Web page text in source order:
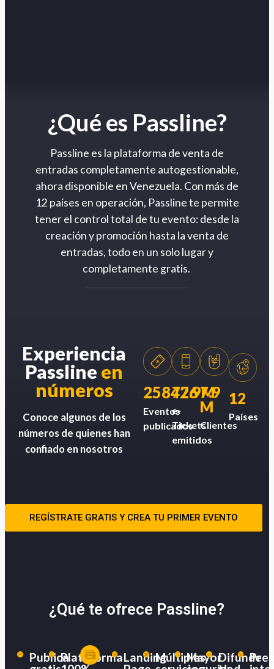
¿Qué es Passline?
Passline es la plataforma de venta de
entradas completamente autogestionable,
ahora disponible en Venezuela. Con más de
12 países en operación, Passline te permite
tener el control total de tu evento: desde la
creación y promoción hasta la venta de
entradas, todo en un solo lugar y
completamente gratis.
Experiencia
Passline en
números
Conoce algunos de los
números de quienes han
confiado en nosotros
258426
Eventos
publicados
77.9M
e-
Tickets
emitidos
7.9
M
Clientes
12
Países
REGÍSTRATE GRATIS Y CREA TU PRIMER EVENTO
¿Qué te ofrece Passline?
PublicaPlataformaLandingMúltiplesMayorDifunde